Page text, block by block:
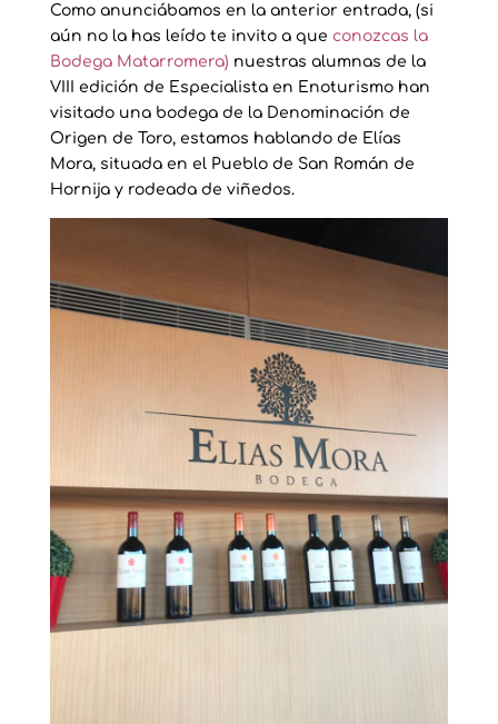
Como anunciábamos en la anterior entrada, (si
aún no la has leído te invito a que conozcas la
Bodega Matarromera) nuestras alumnas de la
VIII edición de Especialista en Enoturismo han
visitado una bodega de la Denominación de
Origen de Toro, estamos hablando de Elías
Mora, situada en el Pueblo de San Román de
Hornija y rodeada de viñedos.